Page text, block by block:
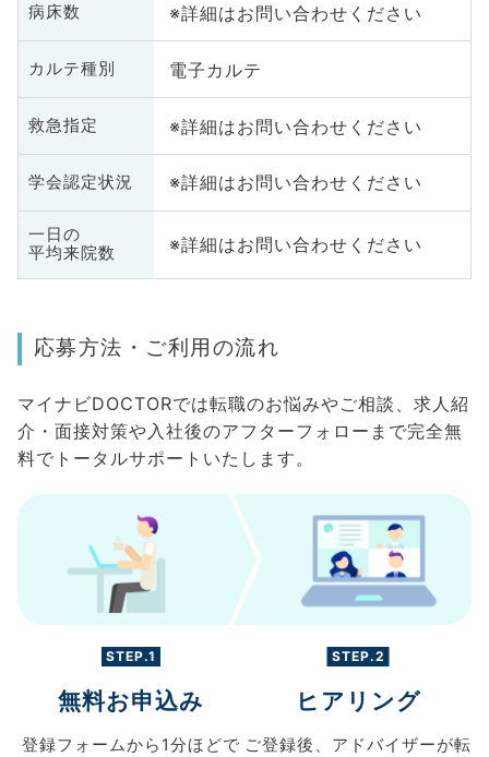
病床数 ※詳細はお問い合わせください
カルテ種別 電子カルテ
救急指定 ※詳細はお問い合わせください
学会認定状況 ※詳細はお問い合わせください
一日の
平均来院数
※詳細はお問い合わせください
応募方法・ご利用の流れ
マイナビDOCTORでは転職のお悩みやご相談、求人紹
介・面接対策や入社後のアフターフォローまで完全無
料でトータルサポートいたします。
STEP.1
無料お申込み
登録フォームから 1分ほどで
STEP.2
ヒアリング
ご登録後、 アドバイザーが転